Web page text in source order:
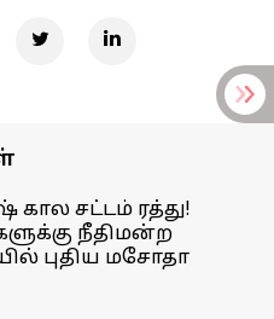
கால சட்டம் ரத்து!
நீதிமன்ற
புதிய மசோதா